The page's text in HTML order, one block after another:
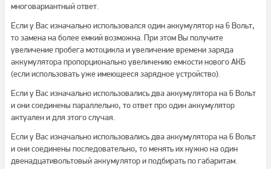
многовариантный ответ.
Если у Вас изначально использовался один аккумулятор на 6 Вольт,
то замена на более емкий возможна. При этом Вы получите
увеличение пробега мотоцикла и увеличение времени заряда
аккумулятора пропорционально увеличению емкости нового АКБ
(если использовать уже имеющееся зарядное устройство).
Если у Вас изначально использовались два аккумулятора на 6 Вольт
и они соединены параллельно, то ответ про один аккумулятор
актуален и для этого случая.
Если у Вас изначально использовались два аккумулятора на 6 Вольт
и они соединены последовательно, то менять их нужно на один
двенадцативольтовый аккумулятор и подбирать по габаритам.